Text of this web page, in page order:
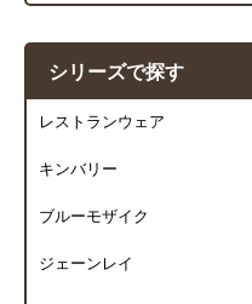
シリーズで探す
レストランウェア
キンバリー
ブルーモザイク
ジェーンレイ